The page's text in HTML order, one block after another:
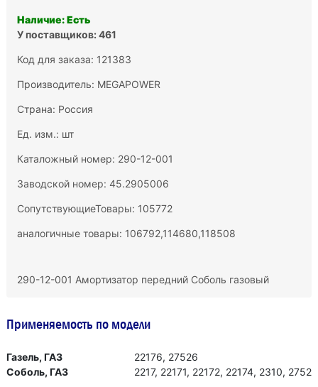
Наличие: Есть
У поставщиков: 461
Код для заказа: 121383
Производитель: MEGAPOWER
Страна: Россия
Ед. изм.: шт
Каталожный номер: 290-12-001
Заводской номер: 45.2905006
СопутствующиеТовары: 105772
аналогичные товары: 106792,114680,118508
290-12-001 Амортизатор передний Соболь газовый
Применяемость по модели
Газель, ГАЗ
22176, 27526
Соболь, ГАЗ
2217, 22171, 22172, 22174, 2310, 2752